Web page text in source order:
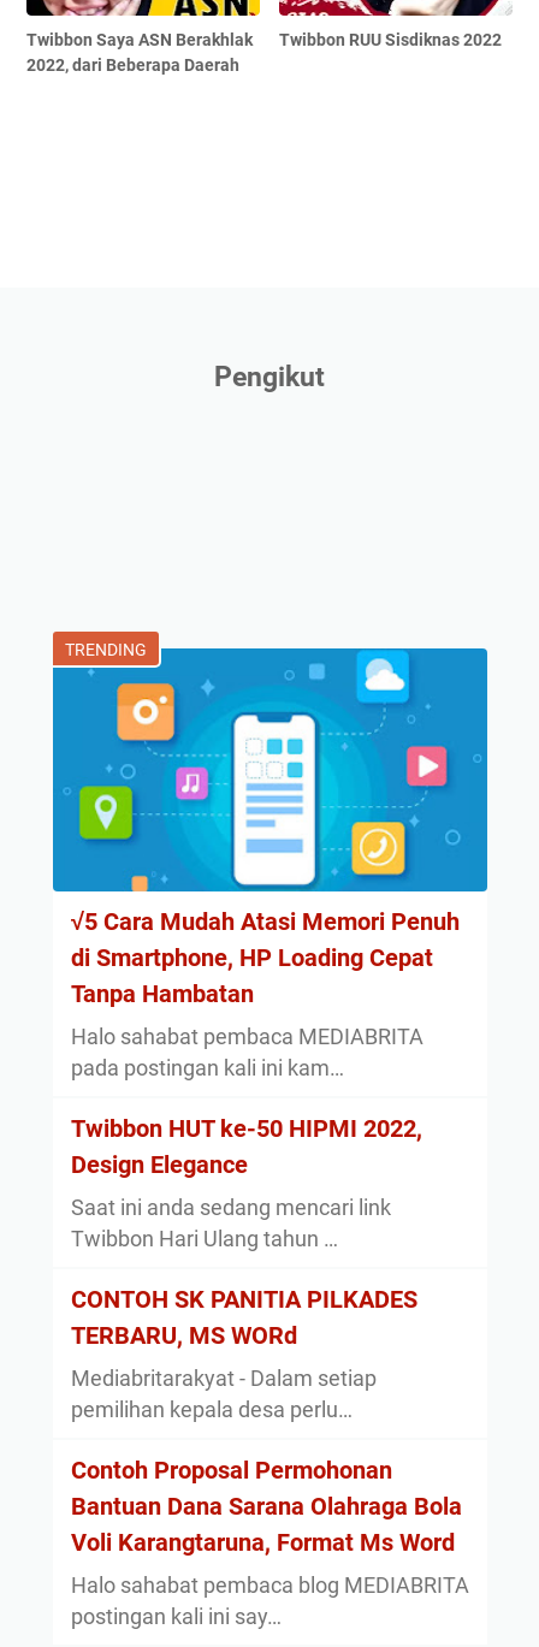
Twibbon Saya ASN Berakhlak
2022, dari Beberapa Daerah
Twibbon RUU Sisdiknas 2022
Pengikut
TRENDING
√5 Cara Mudah Atasi Memori Penuh
di Smartphone, HP Loading Cepat
Tanpa Hambatan
Halo sahabat pembaca MEDIABRITA
pada postingan kali ini kam…
Twibbon HUT ke-50 HIPMI 2022,
Design Elegance
Saat ini anda sedang mencari link
Twibbon Hari Ulang tahun …
CONTOH SK PANITIA PILKADES
TERBARU, MS WORd
Mediabritarakyat - Dalam setiap
pemilihan kepala desa perlu…
Contoh Proposal Permohonan
Bantuan Dana Sarana Olahraga Bola
Voli Karangtaruna, Format Ms Word
Halo sahabat pembaca blog MEDIABRITA
postingan kali ini say…